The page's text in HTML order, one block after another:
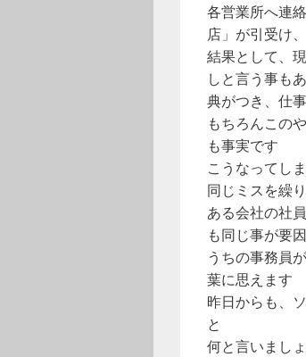
各営業所へ連
店」が引受け
結果として、
しと言う事も
典がつき、仕
もちろんこの
も事実です
こうなってし
同じミスを繰
ある会社の社
も同じ事が要
うちの事務員
葉に思えます
昨日からも、
と
何と言いまし